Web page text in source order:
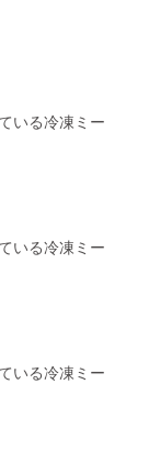
いる冷凍ミー
いる冷凍ミー
いる冷凍ミー